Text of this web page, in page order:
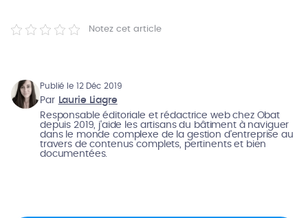
Notez cet article
Publié le 12 Déc 2019
Par Laurie Liagre
Responsable éditoriale et rédactrice web chez Obat
depuis 2019, j'aide les artisans du bâtiment à naviguer
dans le monde complexe de la gestion d'entreprise au
travers de contenus complets, pertinents et bien
documentées.